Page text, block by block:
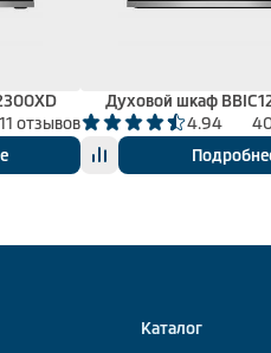
отзывов
Духовой шкаф
4.94
Каталог